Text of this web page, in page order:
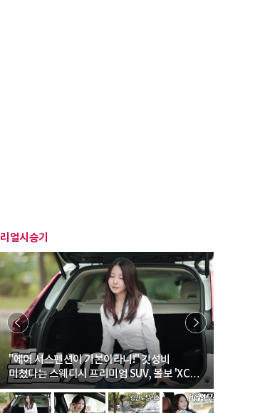
리얼시승기
"에어 서스펜션이 기본이라니!" 갓성비
미쳤다는 스웨디시 프리미엄 SUV, 볼보 'XC60
B5 울트라'